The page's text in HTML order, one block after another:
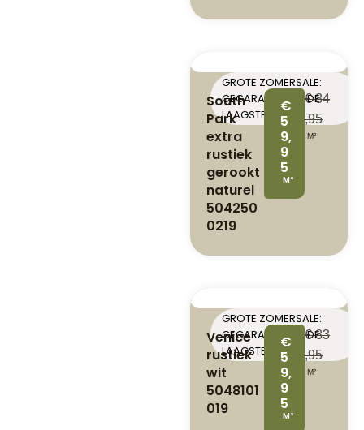
GROTE ZOMERSALE:
GEGARANDEERD DE
LAAGSTE PRIJS
South
Park
extra
rustiek
gerookt
naturel
504250
0219
€
5
9,
9
5
M²
€84
,95
M²
GROTE ZOMERSALE:
GEGARANDEERD DE
LAAGSTE PRIJS
Venice
rustiek
wit
5048101
019
€
5
9,
9
5
M²
€83
,95
M²